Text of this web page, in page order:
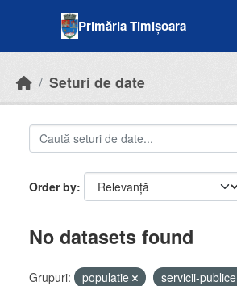
Primăria Timișoara
Seturi de date
Order by
No datasets found
Grupuri: populatie servicii-publice